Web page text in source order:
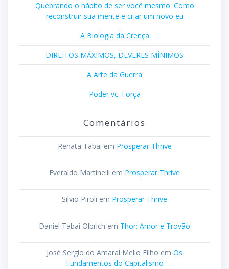
Quebrando o hábito de ser você mesmo: Como
reconstruir sua mente e criar um novo eu
A Biologia da Crença
DIREITOS MÁXIMOS, DEVERES MÍNIMOS
A Arte da Guerra
Poder vc. Força
Comentários
Renata Tabai em Prosperar Thrive
Everaldo Martinelli em Prosperar Thrive
Silvio Piroli em Prosperar Thrive
Daniel Tabai Olbrich em Thor: Amor e Trovão
José Sergio do Amaral Mello Filho em Os
Fundamentos do Capitalismo